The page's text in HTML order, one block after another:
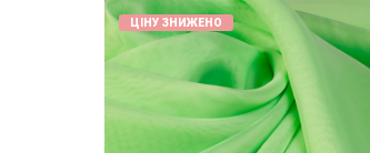
ЦІНУ ЗНИЖЕНО